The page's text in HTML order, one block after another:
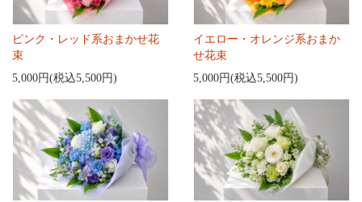
ピンク・レッド系おまかせ花
束
5,000円(税込5,500円)
イエロー・オレンジ系おまか
せ花束
5,000円(税込5,500円)